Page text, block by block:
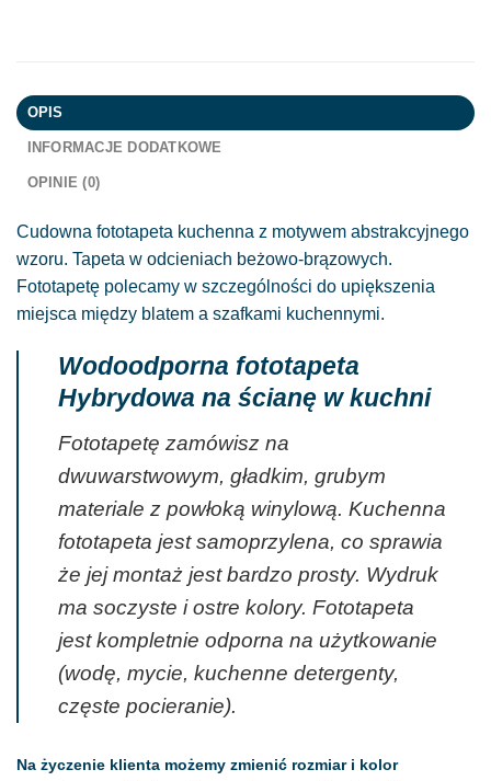
OPIS
INFORMACJE DODATKOWE
OPINIE (0)
Cudowna fototapeta kuchenna z motywem abstrakcyjnego
wzoru. Tapeta w odcieniach beżowo-brązowych.
Fototapetę polecamy w szczególności do upiększenia
miejsca między blatem a szafkami kuchennymi.
Wodoodporna fototapeta
Hybrydowa na ścianę w kuchni
Fototapetę zamówisz na
dwuwarstwowym, gładkim, grubym
materiale z powłoką winylową. Kuchenna
fototapeta jest samoprzylena, co sprawia
że jej montaż jest bardzo prosty. Wydruk
ma soczyste i ostre kolory. Fototapeta
jest kompletnie odporna na użytkowanie
(wodę, mycie, kuchenne detergenty,
częste pocieranie).
Na życzenie klienta możemy zmienić rozmiar i kolor